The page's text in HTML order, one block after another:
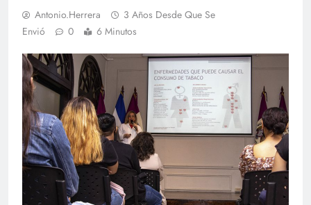
Antonio.herrera
3 Años Desde Que Se
Envió
0 6 Minutos